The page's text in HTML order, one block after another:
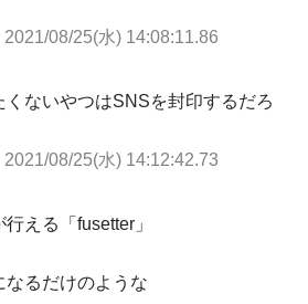
2021/08/25(水) 14:08:11.86
ないやつはSNSを封印するだろ
2021/08/25(水) 14:12:42.73
える「fusetter」
なるだけのような